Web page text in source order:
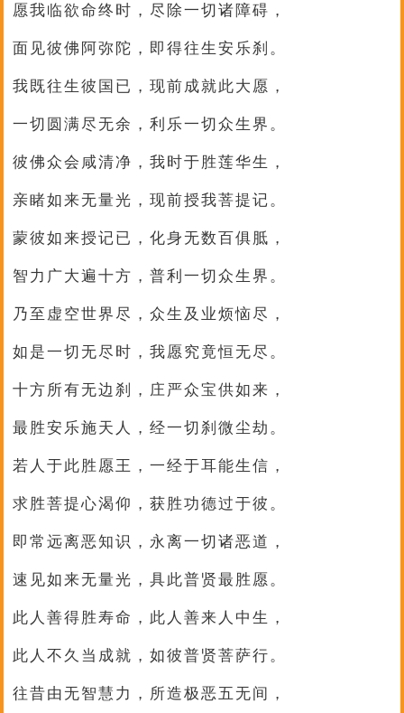
愿我临欲命终时，尽除一切诸障碍，
面见彼佛阿弥陀，即得往生安乐刹。
我既往生彼国已，现前成就此大愿，
一切圆满尽无余，利乐一切众生界。
彼佛众会咸清净，我时于胜莲华生，
亲睹如来无量光，现前授我菩提记。
蒙彼如来授记已，化身无数百俱胝，
智力广大遍十方，普利一切众生界。
乃至虚空世界尽，众生及业烦恼尽，
如是一切无尽时，我愿究竟恒无尽。
十方所有无边刹，庄严众宝供如来，
最胜安乐施天人，经一切刹微尘劫。
若人于此胜愿王，一经于耳能生信，
求胜菩提心渴仰，获胜功德过于彼。
即常远离恶知识，永离一切诸恶道，
速见如来无量光，具此普贤最胜愿。
此人善得胜寿命，此人善来人中生，
此人不久当成就，如彼普贤菩萨行。
往昔由无智慧力，所造极恶五无间，